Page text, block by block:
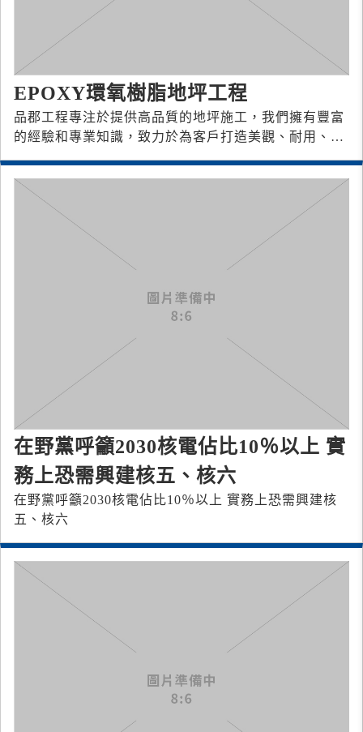
EPOXY環氧樹脂地坪工程
品郡工程專注於提供高品質的地坪施工，我們擁有豐富
的經驗和專業知識，致力於為客戶打造美觀、耐用、安
在野黨呼籲2030核電佔比10％以上 實
務上恐需興建核五、核六
在野黨呼籲2030核電佔比10％以上 實務上恐需興建核
五、核六